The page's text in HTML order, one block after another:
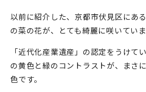
以前に紹介した、京都市伏見区にあ
の菜の花が、とても綺麗に咲いていま
「近代化産業遺産」の認定をうけて
の黄色と緑のコントラストが、まさ
色です。